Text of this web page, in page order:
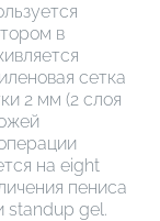
в
сетка
2 мм (2 слоя
на eight
пениса
standup gel.